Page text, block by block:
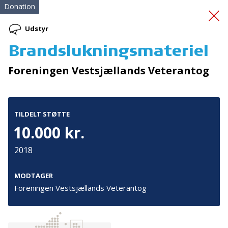
Friluftslivskulturpå
Donation
Udstyr
Brandslukningsmateriel
Foreningen Vestsjællands Veterantog
TILDELT STØTTE
10.000 kr.
2018
MODTAGER
Foreningen Vestsjællands Veterantog
Tilmeld nyhedsbrev
De seneste nyheder om TrygFondens og TryghedsGruppens
aktiviteter direkte i din indbakke.